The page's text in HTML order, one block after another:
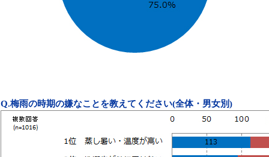
Q.梅雨の時期の嫌なことを教えてください(全体・男女別)